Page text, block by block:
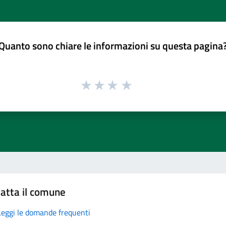
sono chiare le informazioni su questa
il comune
le domande frequenti